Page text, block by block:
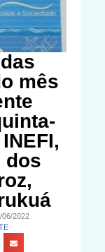
mês
dos
06/2022